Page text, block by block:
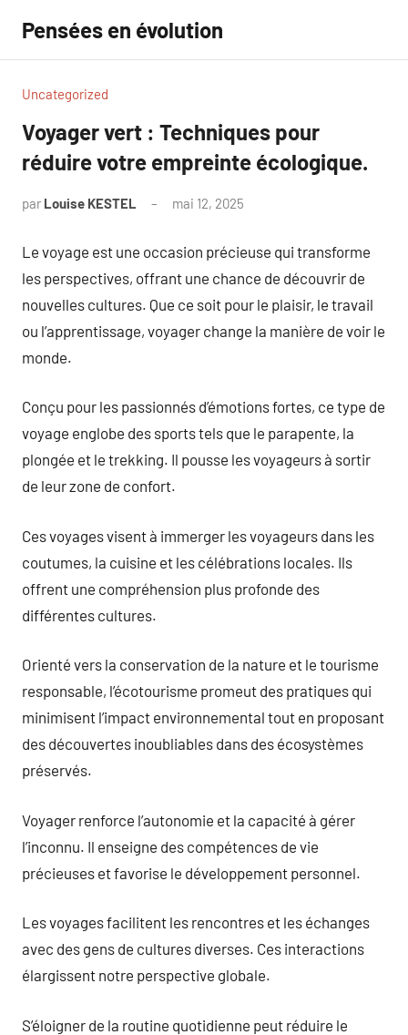
contenu
Pensées en évolution
Uncategorized
Voyager vert : Techniques pour
réduire votre empreinte écologique.
par Louise KESTEL mai 12, 2025
Le voyage est une occasion précieuse qui transforme
les perspectives, offrant une chance de découvrir de
nouvelles cultures. Que ce soit pour le plaisir, le travail
ou l’apprentissage, voyager change la manière de voir le
monde.
Conçu pour les passionnés d’émotions fortes, ce type de
voyage englobe des sports tels que le parapente, la
plongée et le trekking. Il pousse les voyageurs à sortir
de leur zone de confort.
Ces voyages visent à immerger les voyageurs dans les
coutumes, la cuisine et les célébrations locales. Ils
offrent une compréhension plus profonde des
différentes cultures.
Orienté vers la conservation de la nature et le tourisme
responsable, l’écotourisme promeut des pratiques qui
minimisent l’impact environnemental tout en proposant
des découvertes inoubliables dans des écosystèmes
préservés.
Voyager renforce l’autonomie et la capacité à gérer
l’inconnu. Il enseigne des compétences de vie
précieuses et favorise le développement personnel.
Les voyages facilitent les rencontres et les échanges
avec des gens de cultures diverses. Ces interactions
élargissent notre perspective globale.
S’éloigner de la routine quotidienne peut réduire le